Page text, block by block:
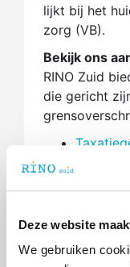
Deze website
We gebruiken
lijkt bij het
zorg (VB).
Bekijk ons
RINO Zuid
die gericht
acteur)-